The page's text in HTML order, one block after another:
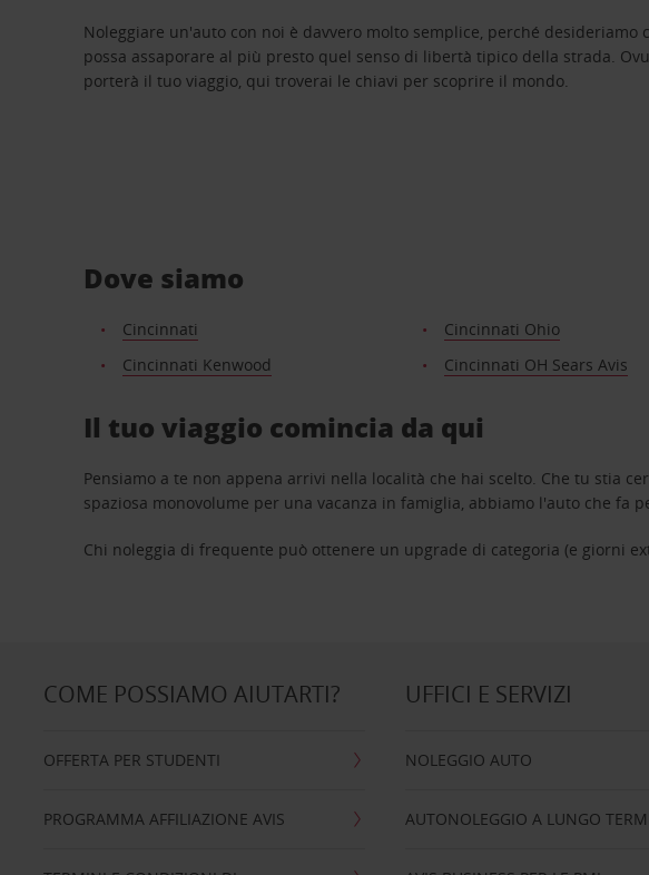
Noleggiare un'auto con noi è davvero molto semplice, perché desideriamo
possa assaporare al più presto quel senso di libertà tipico della strada.
porterà il tuo viaggio, qui troverai le chiavi per scoprire il mondo.
Dove siamo
Cincinnati Cincinnati Ohio
Cincinnati Kenwood
Cincinnati OH Sears Avis
Il tuo viaggio comincia da qui
Pensiamo a te non appena arrivi nella località che hai scelto. Che tu stia
spaziosa monovolume per una vacanza in famiglia, abbiamo l'auto che fa
Chi noleggia di frequente può ottenere un upgrade di categoria (e giorni
COME POSSIAMO AIUTARTI?
OFFERTA PER STUDENTI
PROGRAMMA AFFILIAZIONE AVIS
UFFICI E SERVIZI
NOLEGGIO AUTO
AUTONOLEGGIO A LUNGO